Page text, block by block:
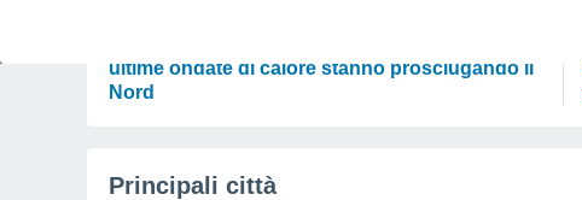
ultime ondate di calore stanno prosciugando il
Nord
Principali città